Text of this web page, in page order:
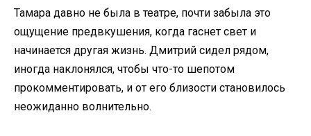
Тамара давно не была в театре, почти забыла это
ощущение предвкушения, когда гаснет свет и
начинается другая жизнь. Дмитрий сидел рядом,
иногда наклонялся, чтобы что-то шепотом
прокомментировать, и от его близости становилось
неожиданно волнительно.